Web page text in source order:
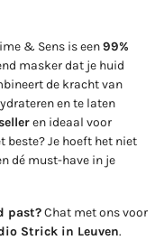
& Sens is een99%
masker dat je huid
de kracht van
en te laten
en ideaal voor
beste? Je hoeft het niet
dé must-have in je
past?Chat met ons voor
Strick in Leuven.